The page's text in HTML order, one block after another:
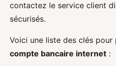
contactez le service client
sécurisés.
Voici une liste des clés pour
compte bancaire internet :